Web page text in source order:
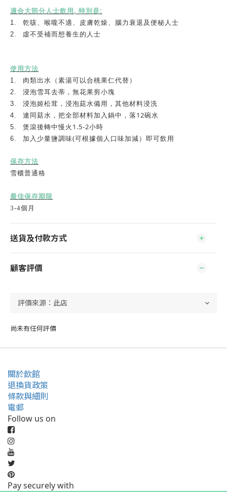
適合大部分人士飲用 , 特別是:
1.
乾咳、喉嚨不適、皮膚乾燥、腦力衰退及便秘人士
2.
虛不受補而想養生的人士
使用方法
1.
肉類出水（素湯可以合桃果仁代替）
2.
浸泡雪耳去蒂，無花果剪小塊
3.
浸泡姬松茸，浸泡菇水備用，其他材料浸洗
4.
連同菇水，把全部材料加入鍋中，落 12碗水
5.
煲滾後轉中慢火 1.5-2小時
6.
加入少量鹽調味(可根據個人口味加減）即可飲用
保存方法
雪櫃普通格
最佳保存期限
3-4個 月
送貨及付款方式
顧客評價
尚未有任何評價
關於飲館
退換貨政策
條款與細則
電郵
Follow us on
Pay securely with